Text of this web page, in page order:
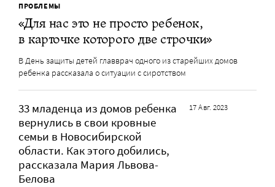
ПРОБЛЕМЫ
«Для нас это не просто ребенок,
в карточке которого две строчки»
В День защиты детей главврач одного из старейших домов
ребенка рассказала о ситуации с сиротством
33 младенца из домов ребенка
вернулись в свои кровные
семьи в Новосибирской
области. Как этого добились,
рассказала Мария Львова-
Белова
17 Авг. 2023